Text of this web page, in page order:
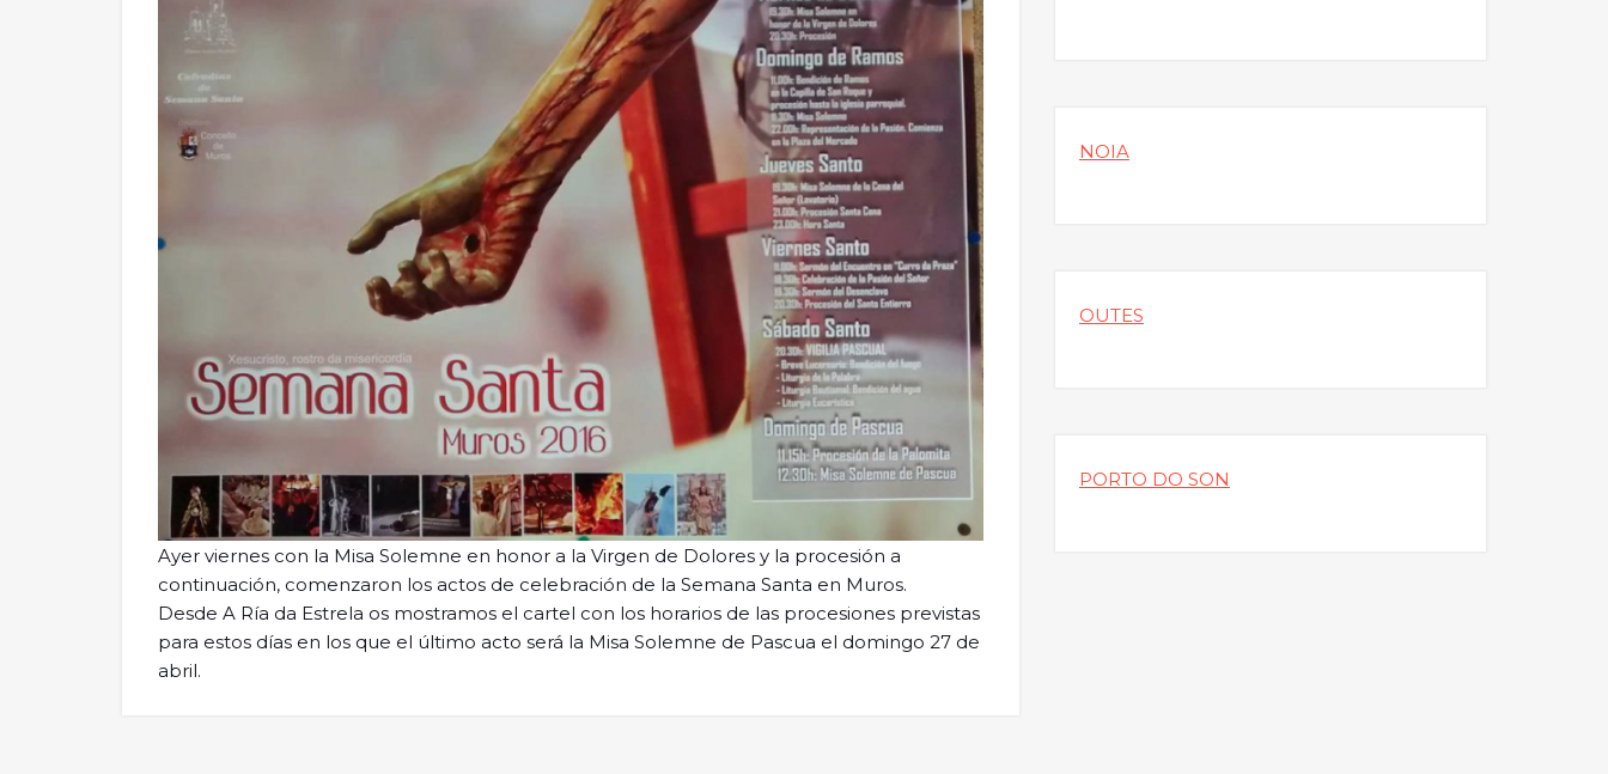
Ayer viernes con la Misa Solemne en honor a la Virgen de Dolores y la procesión a
continuación, comenzaron los actos de celebración de la Semana Santa en Muros.
Desde A Ría da Estrela os mostramos el cartel con los horarios de las procesiones previstas
para estos días en los que el último acto será la Misa Solemne de Pascua el domingo 27 de
abril.
NOIA
OUTES
PORTO DO SON